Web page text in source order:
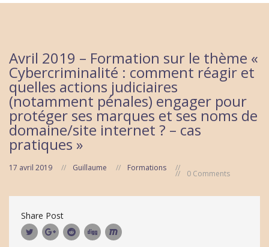
Avril 2019 – Formation sur le thème «
Cybercriminalité : comment réagir et
quelles actions judiciaires
(notamment pénales) engager pour
protéger ses marques et ses noms de
domaine/site internet ? – cas
pratiques »
17 avril 2019 Guillaume Formations
0 Comments
Share Post